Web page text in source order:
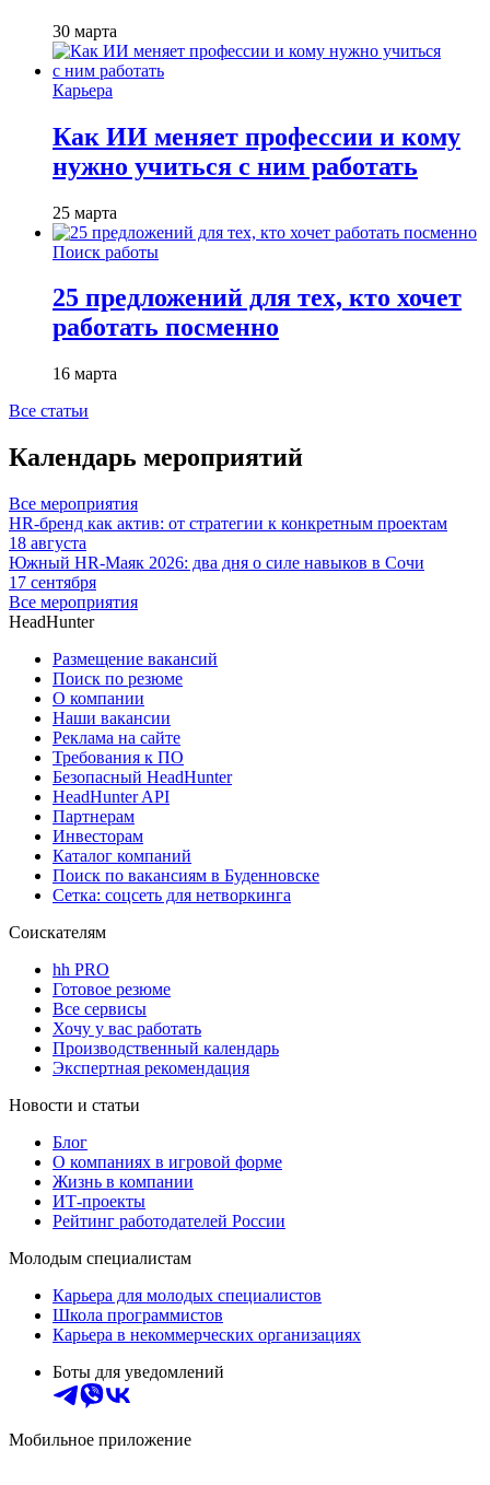
30 марта
Карьера
Как ИИ меняет профессии и кому
нужно учиться с ним работать
25 марта
Поиск работы
25 предложений для тех, кто хочет
работать посменно
16 марта
Все статьи
Календарь мероприятий
Все мероприятия
HR-бренд как актив: от стратегии к конкретным проектам
18 августа
Южный HR-Маяк 2026: два дня о силе навыков в Сочи
17 сентября
Все мероприятия
HeadHunter
Размещение вакансий
Поиск по резюме
О компании
Наши вакансии
Реклама на сайте
Требования к ПО
Безопасный HeadHunter
HeadHunter API
Партнерам
Инвесторам
Каталог компаний
Поиск по вакансиям в Буденновске
Сетка: соцсеть для нетворкинга
Соискателям
hh PRO
Готовое резюме
Все сервисы
Хочу у вас работать
Производственный календарь
Экспертная рекомендация
Новости и статьи
Блог
О компаниях в игровой форме
Жизнь в компании
ИТ-проекты
Рейтинг работодателей России
Молодым специалистам
Карьера для молодых специалистов
Школа программистов
Карьера в некоммерческих организациях
Боты для уведомлений
Мобильное приложение